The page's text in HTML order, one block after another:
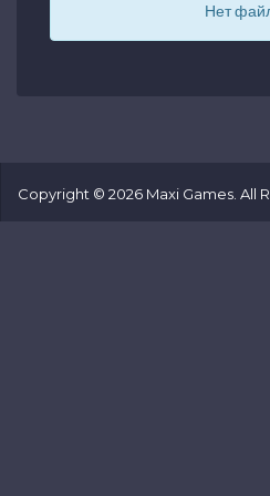
Нет
Copyright © 2026 Maxi Games. All